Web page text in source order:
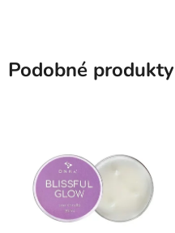
Podobné produkty